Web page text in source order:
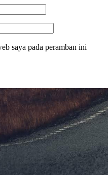
saya pada peramban ini